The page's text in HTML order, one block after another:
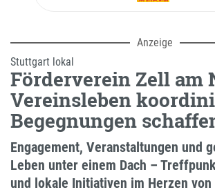
Anzeige
Stuttgart lokal
Förderverein Zell am
Vereinsleben
Begegnungen
Engagement, Veranstaltungen und
Leben unter einem Dach –
und lokale Initiativen im Herzen von